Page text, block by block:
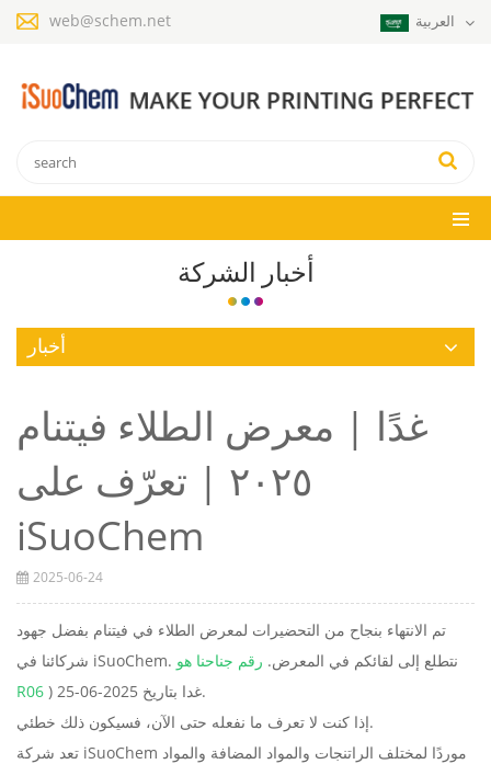
web@schem.net
أخبار الشركة
أخبار
غدًا | معرض الطلاء فيتنام
٢٠٢٥ | تعرّف على
iSuoChem
2025-06-24
تم الانتهاء بنجاح من التحضيرات لمعرض الطلاء في فيتنام بفضل جهود
شركائنا في iSuoChem. نتطلع إلى لقائكم في المعرض. رقم جناحنا هو
R06
) غدا بتاريخ 2025-06-25.
إذا كنت لا تعرف ما نفعله حتى الآن، فسيكون ذلك خطئي.
تعد شركة iSuoChem موردًا لمختلف الراتنجات والمواد المضافة والمواد